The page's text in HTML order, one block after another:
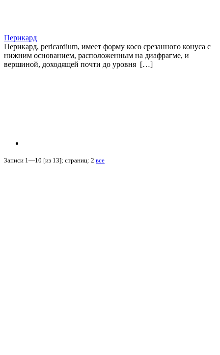
Перикард
Перикард, pericardium, имеет форму косо срезанного конуса с
нижним основанием, расположенным на диафрагме, и
вершиной, доходящей почти до уровня […]
Записи 1—10 [из 13]; страниц: 2 все